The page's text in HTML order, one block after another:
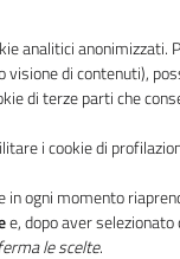
analitici anonimizzati.
di contenuti),
di terze parti che
i cookie di
ogni momento
e, dopo aver
le scelte.